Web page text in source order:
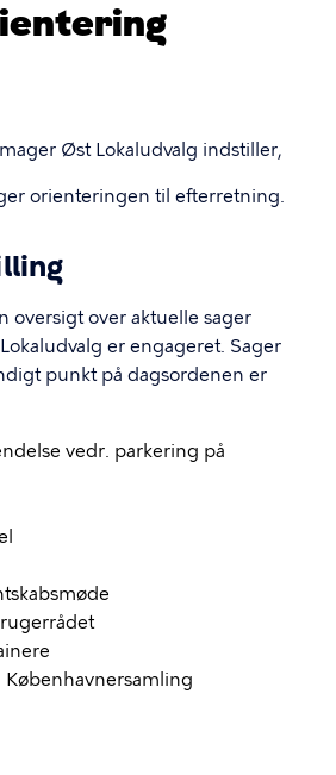
Øst Lokaludvalg indstiller,
orienteringen til efterretning.
oversigt over aktuelle sager
er engageret. Sager
punkt på dagsordenen er
vedr. parkering på
Københavnersamling